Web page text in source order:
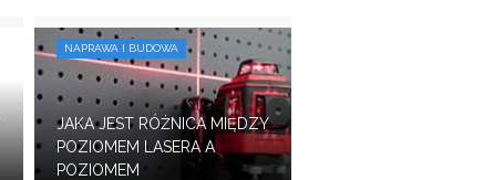
NAPRAWA I BUDOWA
JAKA JEST RÓŻNICA MIĘDZY
POZIOMEM LASERA A
POZIOMEM